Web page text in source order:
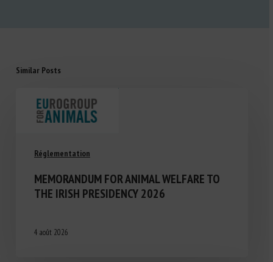
Similar Posts
Réglementation
MEMORANDUM FOR ANIMAL WELFARE TO
THE IRISH PRESIDENCY 2026
4 août 2026